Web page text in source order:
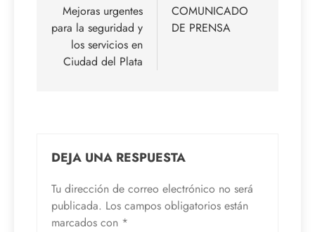
de
entradas
Mejoras urgentes
para la seguridad y
los servicios en
Ciudad del Plata
COMUNICADO
DE PRENSA
DEJA UNA RESPUESTA
Tu dirección de correo electrónico no será
publicada. Los campos obligatorios están
marcados con *